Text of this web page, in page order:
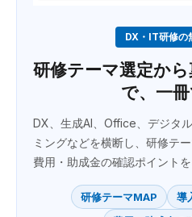
DX・IT研修の
研修テーマ選定か
で、一
DX、生成AI、Office、デジタ
ミングなどを横断し、研修テ
費用・助成金の確認ポイントを
研修テーマMAP
導